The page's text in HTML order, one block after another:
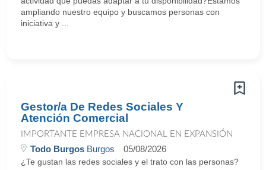
ampliando nuestro equipo y buscamos personas con
iniciativa y ...
Gestor/a De Redes Sociales Y
Atención Comercial
IMPORTANTE EMPRESA NACIONAL EN EXPANSIÓN
Todo Burgos Burgos 05/08/2026
¿Te gustan las redes sociales y el trato con las personas?